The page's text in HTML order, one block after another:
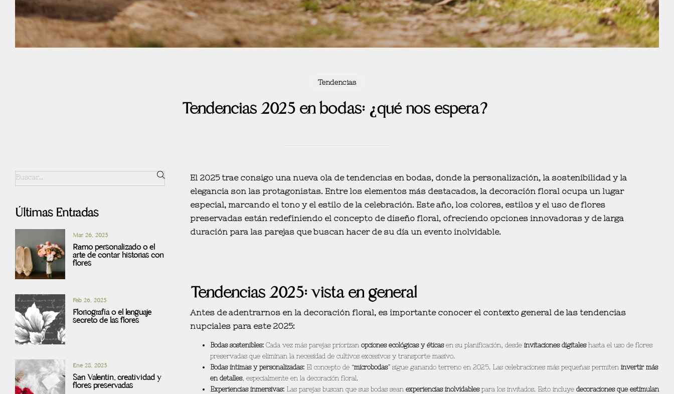
Tendencias
Tendencias 2025 en bodas: ¿qué nos espera?
Últimas Entradas
Mar 26, 2025
Ramo personalizado o el
arte de contar historias con
flores
Feb 26, 2025
Floriografía o el lenguaje
secreto de las flores
Ene 28, 2025
San Valentín, creatividad y
flores preservadas
El 2025 trae consigo una nueva ola de tendencias en bodas, donde la personalización, la sostenibilidad y la
elegancia son las protagonistas. Entre los elementos más destacados, la decoración floral ocupa un lugar
especial, marcando el tono y el estilo de la celebración. Este año, los colores, estilos y el uso de flores
preservadasestán redefiniendo el concepto de diseño floral, ofreciendo opciones innovadoras y de larga
duración para las parejas que buscan hacer de su día un evento inolvidable.
Tendencias 2025: vista en general
Antes de adentrarnos en la decoración floral, es importante conocer el contexto general de las tendencias
nupciales para este 2025:
Bodas sostenibles:Cada vez más parejas priorizan opciones ecológicas y éticasen su planificación, desde invitaciones digitaleshasta el uso de flores
preservadas que eliminan la necesidad de cultivos excesivos y transporte masivo.
Bodas íntimas y personalizadas:El concepto de “microbodas” sigue ganando terreno en 2025. Las celebraciones más pequeñas permiten invertir más
en detalles, especialmente en la decoración floral.
Experiencias inmersivas:Las parejas buscan que sus bodas sean experiencias inolvidablespara los invitados. Esto incluye decoraciones que estimulan